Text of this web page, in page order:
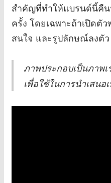
สำคัญที่ทำให้แบรนด์นี้คื
ครั้ง โดยเฉพาะถ้าเปิดตั
สนใจ และรูปลักษณ์ลงตัว
ภาพประกอบเป็นภาพ
เพื่อใช้ในการนำเสนอ